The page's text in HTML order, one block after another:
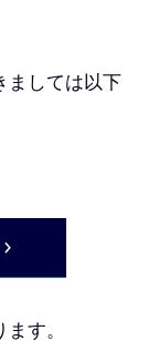
ましては以下
す。